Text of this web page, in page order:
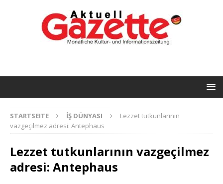
STARTSEITE İŞ DÜNYASI
Lezzet tutkunlarının
vazgeçilmez adresi: Antephaus
Lezzet tutkunlarının vazgeçilmez
adresi: Antephaus